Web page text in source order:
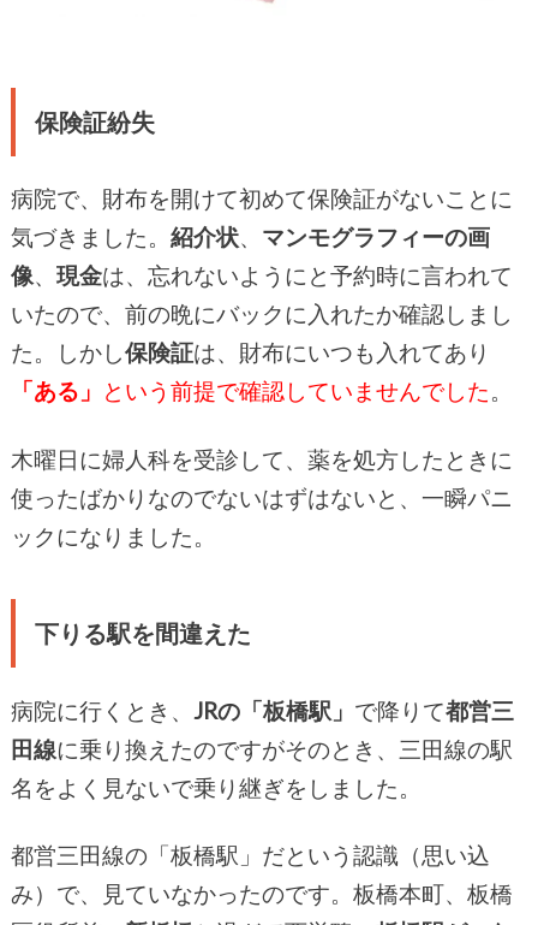
保険証紛失
病院で、財布を開けて初めて保険証がないことに
気づきました。 紹介状、 マンモグラフィーの画
像、 現金は、忘れないようにと予約時に言われて
いたので、前の晩にバックに入れたか確認しまし
た。しかし保険証は、財布にいつも入れてあり
「ある」 という前提で確認していませんでした。
木曜日に婦人科を受診して、薬を処方したときに
使ったばかりなのでないはずはないと、一瞬パニ
ックになりました。
下りる駅を間違えた
病院に行くとき、 JRの「板橋駅」 で降りて都営三
田線に乗り換えたのですがそのとき、三田線の駅
名をよく見ないで乗り継ぎをしました。
都営三田線の「板橋駅」だという認識（思い込
み）で、見ていなかったのです。板橋本町、板橋